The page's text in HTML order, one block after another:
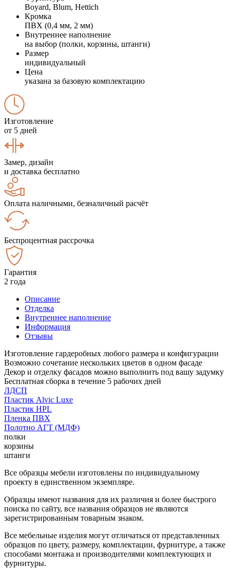
Boyard, Blum, Hettich
Кромка
ПВХ (0,4 мм, 2 мм)
Внутреннее наполнение
на выбор (полки, корзины, штанги)
Размер
индивидуальный
Цена
указана за базовую комплектацию
Изготовление
от 5 дней
Замер, дизайн
и доставка бесплатно
Оплата наличными, безналичный расчёт
Беспроцентная рассрочка
Гарантия
2 года
Описание
Отделка
Внутреннее наполнение
Информация
Отзывы
Изготовление гардеробных любого размера и конфигурации
Возможно сочетание нескольких цветов в одном фасаде
Декор и отделку фасадов можно выполнить под вашу задумку
Бесплатная сборка в течение 5 рабочих дней
ЛДСП
Пластик Alvic Luxe
Пластик HPL
Пленка ПВХ
Полотно АГТ (МДФ)
полки
корзины
штанги
Все образцы мебели изготовлены по индивидуальному
проекту в единственном экземпляре.
Образцы имеют названия для их различия и более быстрого
поиска по сайту, все названия образцов не являются
зарегистрированным товарным знаком.
Все мебельные изделия могут отличаться от представленных
образцов по цвету, размеру, комплектации, фурнитуре, а также
способами монтажа и производителями комплектующих и
фурнитуры.